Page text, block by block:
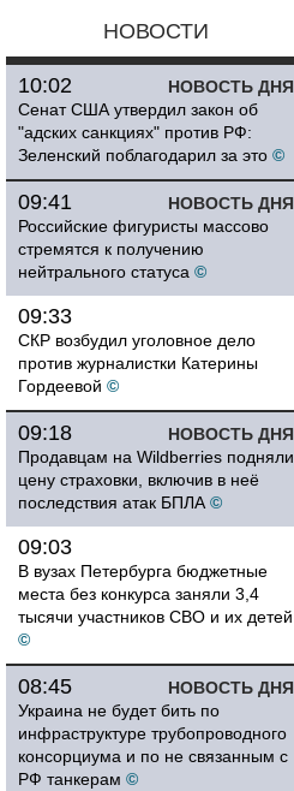
НОВОСТИ
НОВОСТЬ ДНЯ
10:02
Сенат США утвердил закон об
"адских санкциях" против РФ:
Зеленский поблагодарил за это ©
НОВОСТЬ ДНЯ
09:41
Российские фигуристы массово
стремятся к получению
нейтрального статуса ©
09:33
СКР возбудил уголовное дело
против журналистки Катерины
Гордеевой ©
НОВОСТЬ ДНЯ
09:18
Продавцам на Wildberries подняли
цену страховки, включив в неё
последствия атак БПЛА ©
09:03
В вузах Петербурга бюджетные
места без конкурса заняли 3,4
тысячи участников СВО и их детей
©
НОВОСТЬ ДНЯ
08:45
Украина не будет бить по
инфраструктуре трубопроводного
консорциума и по не связанным с
РФ танкерам ©